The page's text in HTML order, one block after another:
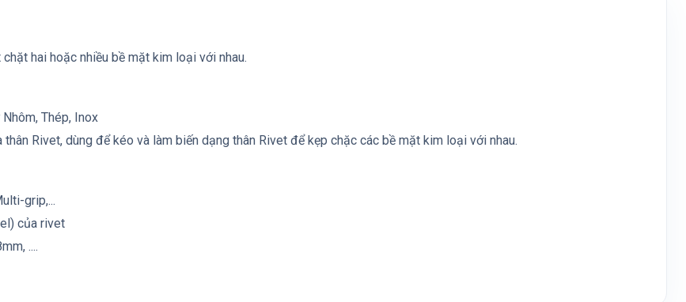
hai hoặc nhiều bề mặt kim loại với nhau.
Thép, Inox
Rivet, dùng để kéo và làm biến dạng thân Rivet để kẹp chặc các bề mặt kim loại với nhau.
grip,...
của rivet
....